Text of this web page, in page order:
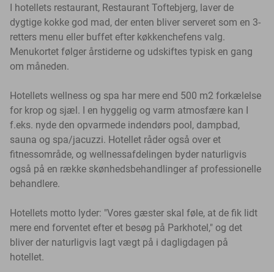
I hotellets restaurant, Restaurant Toftebjerg, laver de
dygtige kokke god mad, der enten bliver serveret som en 3-
retters menu eller buffet efter køkkenchefens valg.
Menukortet følger årstiderne og udskiftes typisk en gang
om måneden.
Hotellets wellness og spa har mere end 500 m2 forkælelse
for krop og sjæl. I en hyggelig og varm atmosfære kan I
f.eks. nyde den opvarmede indendørs pool, dampbad,
sauna og spa/jacuzzi. Hotellet råder også over et
fitnessområde, og wellnessafdelingen byder naturligvis
også på en række skønhedsbehandlinger af professionelle
behandlere.
Hotellets motto lyder: "Vores gæster skal føle, at de fik lidt
mere end forventet efter et besøg på Parkhotel," og det
bliver der naturligvis lagt vægt på i dagligdagen på
hotellet.